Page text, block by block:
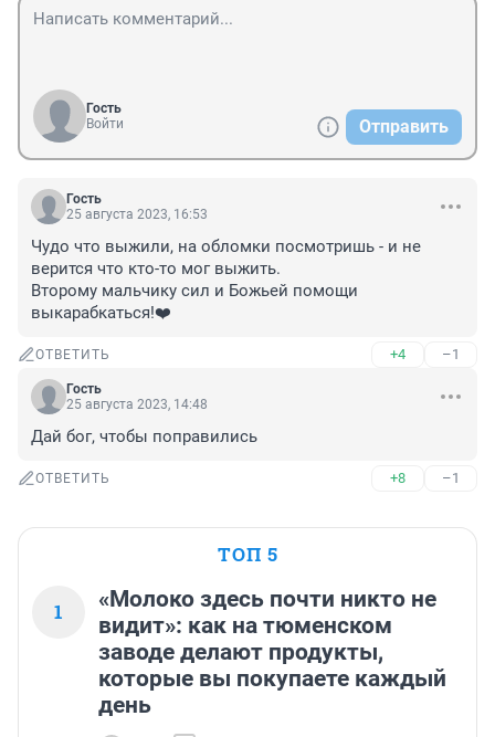
Гость
Войти
Отправить
Гость
25 августа 2023, 16:53
Чудо что выжили, на обломки посмотришь - и не
верится что кто-то мог выжить.
Второму мальчику сил и Божьей помощи
выкарабкаться!❤️
ОТВЕТИТЬ +4 –1
Гость
25 августа 2023, 14:48
Дай бог, чтобы поправились
ОТВЕТИТЬ +8 –1
ТОП 5
1
«Молоко здесь почти никто не
видит»: как на тюменском
заводе делают продукты,
которые вы покупаете каждый
день